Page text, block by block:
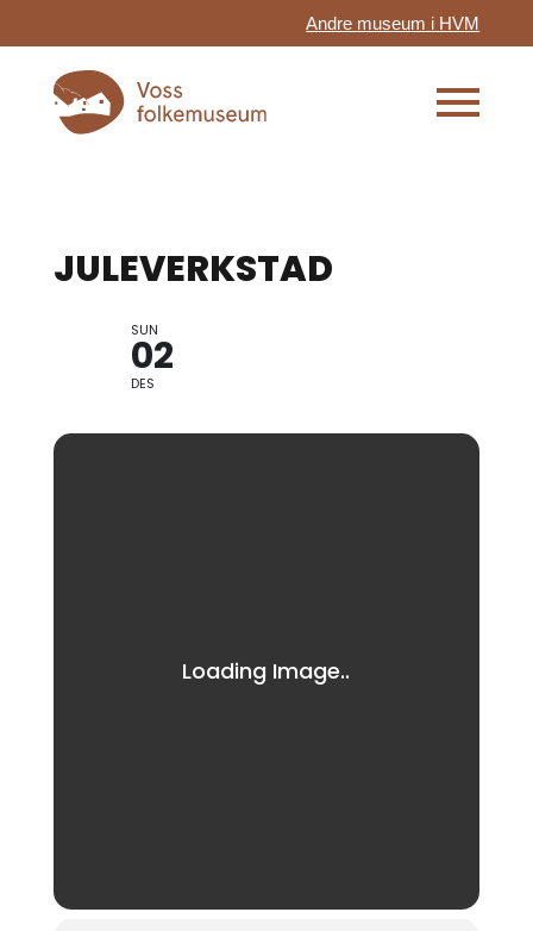
Andre museum i HVM
JULEVERKSTAD
SUN
02
DES